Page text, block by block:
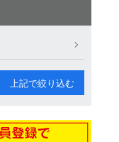
上記で絞り込む